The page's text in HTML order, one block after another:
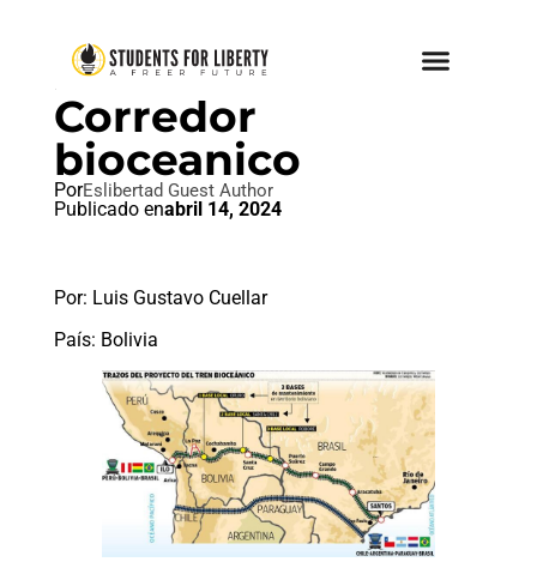
PÚBLICO VS. PRIVADO
Corredor
bioceanico
PorEslibertad Guest Author
Publicado enabril 14, 2024
Por: Luis Gustavo Cuellar
País: Bolivia